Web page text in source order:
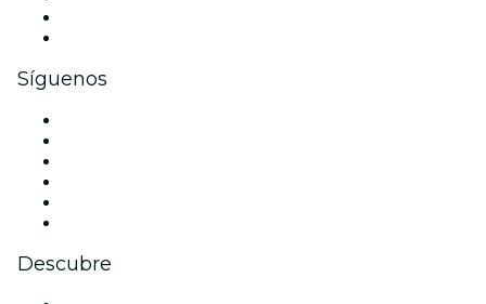
Síguenos
Descubre